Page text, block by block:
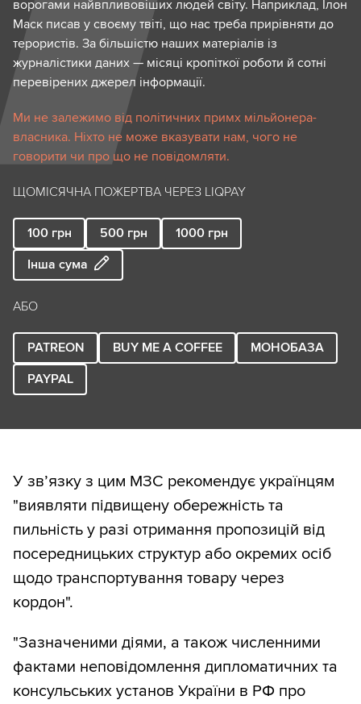
ворогами найвпливовіших людей світу. Наприклад, Ілон
Маск писав у своєму твіті, що нас треба прирівняти до
терористів. За більшістю наших матеріалів із
журналістики даних — місяці кропіткої роботи й сотні
перевірених джерел інформації.
Ми не залежимо від політичних примх мільйонера-
власника. Ніхто не може вказувати нам, чого не
говорити чи про що не повідомляти.
ЩОМІСЯЧНА ПОЖЕРТВА ЧЕРЕЗ LIQPAY
100 грн 500 грн 1000 грн
Інша сума
АБО
PATREON BUY ME A COFFEE
МОНОБАЗА
PAYPAL
У зв’язку з цим МЗС рекомендує українцям
"виявляти підвищену обережність та
пильність у разі отримання пропозицій від
посередницьких структур або окремих осіб
щодо транспортування товару через
кордон".
"Зазначеними діями, а також численними
фактами неповідомлення дипломатичних та
консульських установ України в РФ про